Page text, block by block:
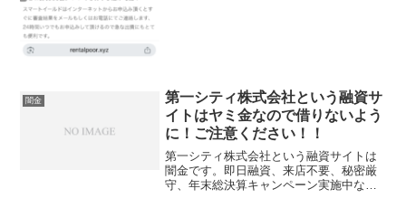
闇金
第一シティ株式会社という融資サ
イトはヤミ金なので借りないよう
に！ご注意ください！！
第一シティ株式会社という融資サイトは
闇金です。即日融資、来店不要、秘密厳
守、年末総決算キャンペーン実施中など